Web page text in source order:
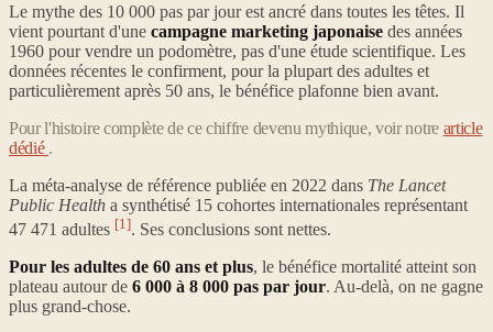
Le mythe des 10 000 pas par jour est ancré dans toutes les têtes. Il
vient pourtant d'une campagne marketing japonaise des années
1960 pour vendre un podomètre, pas d'une étude scientifique. Les
données récentes le confirment, pour la plupart des adultes et
particulièrement après 50 ans, le bénéfice plafonne bien avant.
Pour l'histoire complète de ce chiffre devenu mythique, voir notre article
dédié .
La méta-analyse de référence publiée en 2022 dans The Lancet
Public Health a synthétisé 15 cohortes internationales représentant
47 471 adultes [1]. Ses conclusions sont nettes.
Pour les adultes de 60 ans et plus, le bénéfice mortalité atteint son
plateau autour de 6 000 à 8 000 pas par jour. Au-delà, on ne gagne
plus grand-chose.